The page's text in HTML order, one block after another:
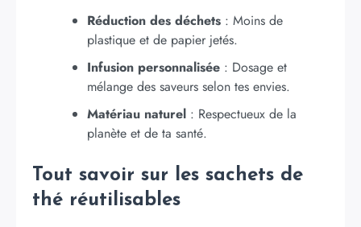
Réduction des déchets : Moins de
plastique et de papier jetés.
Infusion personnalisée : Dosage et
mélange des saveurs selon tes envies.
Matériau naturel : Respectueux de la
planète et de ta santé.
Tout savoir sur les sachets de
thé réutilisables